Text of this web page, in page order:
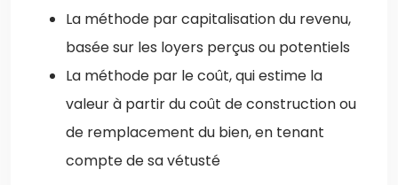
La méthode par capitalisation du revenu,
basée sur les loyers perçus ou potentiels
La méthode par le coût, qui estime la
valeur à partir du coût de construction ou
de remplacement du bien, en tenant
compte de sa vétusté